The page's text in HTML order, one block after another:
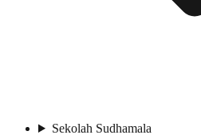
Sekolah Sudhamala